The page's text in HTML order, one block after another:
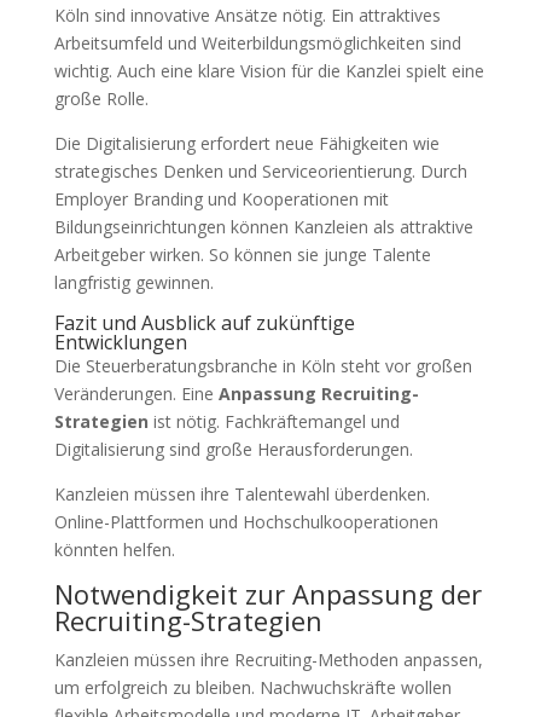
Köln sind innovative Ansätze nötig. Ein attraktives
Arbeitsumfeld und Weiterbildungsmöglichkeiten sind
wichtig. Auch eine klare Vision für die Kanzlei spielt eine
große Rolle.
Die Digitalisierung erfordert neue Fähigkeiten wie
strategisches Denken und Serviceorientierung. Durch
Employer Branding und Kooperationen mit
Bildungseinrichtungen können Kanzleien als attraktive
Arbeitgeber wirken. So können sie junge Talente
langfristig gewinnen.
Fazit und Ausblick auf zukünftige
Entwicklungen
Die Steuerberatungsbranche in Köln steht vor großen
Veränderungen. Eine Anpassung Recruiting-
Strategien ist nötig. Fachkräftemangel und
Digitalisierung sind große Herausforderungen.
Kanzleien müssen ihre Talentewahl überdenken.
Online-Plattformen und Hochschulkooperationen
könnten helfen.
Notwendigkeit zur Anpassung der
Recruiting-Strategien
Kanzleien müssen ihre Recruiting-Methoden anpassen,
um erfolgreich zu bleiben. Nachwuchskräfte wollen